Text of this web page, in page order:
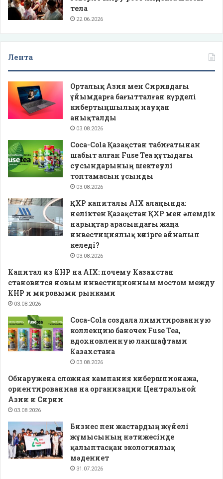
тела
22.06.2026
Лента
Орталық Азия мен Сириядағы
ұйымдарға бағытталған күрделі
кибертыңшылық науқан
анықталды
03.08.2026
Coca-Cola Қазақстан табиғатынан
шабыт алған Fuse Tea құтыдағы
сусындарының шектеулі
топтамасын ұсынды
03.08.2026
ҚХР капиталы AIX алаңында:
неліктен Қазақстан ҚХР мен әлемдік
нарықтар арасындағы жаңа
инвестициялық көпірге айналып
келеді?
03.08.2026
Капитал из КНР на AIX: почему Казахстан
становится новым инвестиционным мостом между
КНР и мировыми рынками
03.08.2026
Coca-Cola создала лимитированную
коллекцию баночек Fuse Tea,
вдохновленную ланшафтами
Казахстана
03.08.2026
Обнаружена сложная кампания кибершпионажа,
ориентированная на организации Центральной
Азии и Сирии
03.08.2026
Бизнес пен жастардың жүйелі
жұмысының нәтижесінде
қалыптасқан экологиялық
мәдениет
31.07.2026